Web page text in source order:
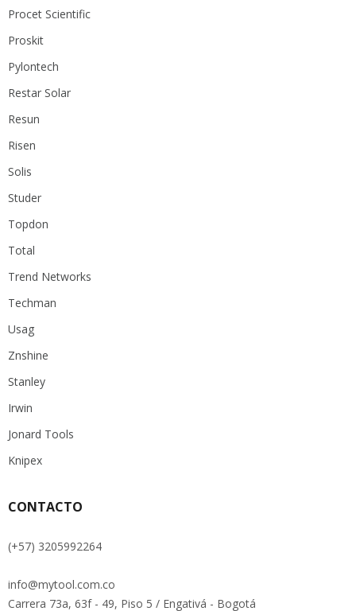
Procet Scientific
Proskit
Pylontech
Restar Solar
Resun
Risen
Solis
Studer
Topdon
Total
Trend Networks
Techman
Usag
Znshine
Stanley
Irwin
Jonard Tools
Knipex
CONTACTO
(+57) 3205992264
info@mytool.com.co
Carrera 73a, 63f - 49, Piso 5 / Engativá - Bogotá